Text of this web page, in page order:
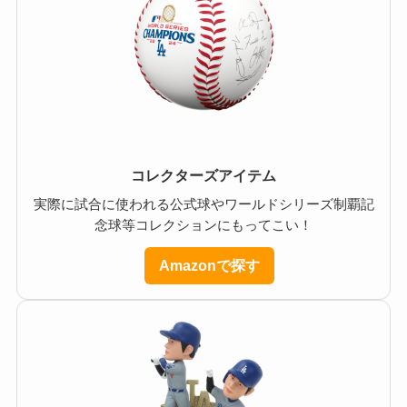
コレクターズアイテム
実際に試合に使われる公式球やワールドシリーズ制覇記
念球等コレクションにもってこい！
Amazonで探す